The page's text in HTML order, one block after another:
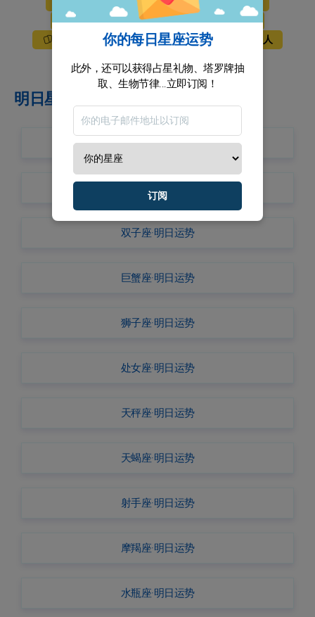
周运势
每月星座
年刊星座
运气 爱情
星座名人
明日星座运势捷径
牡羊座·明日运势
金牛座·明日运势
双子座·明日运势
巨蟹座·明日运势
狮子座·明日运势
处女座·明日运势
天秤座·明日运势
天蝎座·明日运势
射手座·明日运势
摩羯座·明日运势
水瓶座·明日运势
你的每日星座运势
此外，还可以获得占星礼物、塔罗牌抽
取、生物节律...立即订阅！
订阅